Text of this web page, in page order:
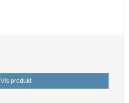
Vis produkt